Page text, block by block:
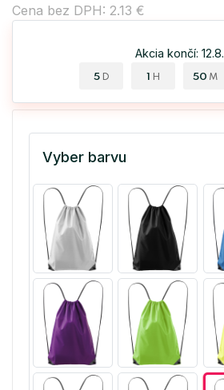
Cena bez DPH: 2.13 €
Akcia končí: 12.8.
5 D 1 H 50 M
Vyber barvu